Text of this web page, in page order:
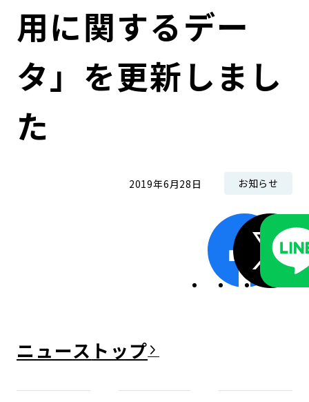
ガバナンス
コンダクト向上の取組み
ローカル共創イニシアティブ
株式情報
財務情報・IR資料
IRニュース
サステナビリティマネジメント
持続可能な金融のフレームワーク
環境
用に関するデー
タ」を更新しまし
た
2019年6月28日 お知らせ
ニュース